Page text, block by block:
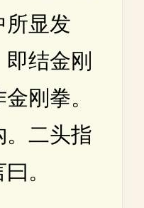
所显发
结金刚
刚拳。
。二头指
。